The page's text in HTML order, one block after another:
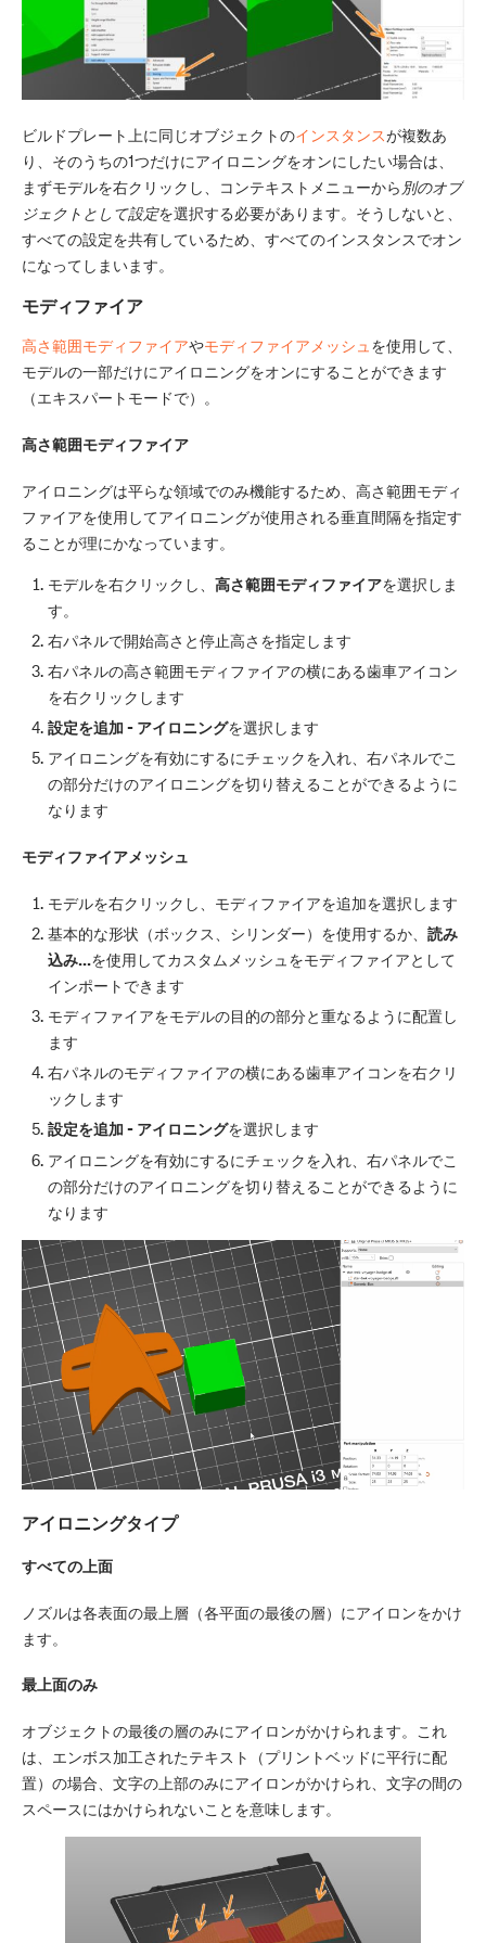
ビルドプレート上に同じオブジェクトのインスタンスが複数あ
り、そのうちの1つだけにアイロニングをオンにしたい場合は、
まずモデルを右クリックし、コンテキストメニューから 別のオブ
ジェクトとして設定を選択する必要があります。そうしないと、
すべての設定を共有しているため、すべてのインスタンスでオン
になってしまいます。
モディファイア
高さ範囲モディファイアやモディファイアメッシュ を使用して、
モデルの一部だけにアイロニングをオンにすることができます
（エキスパートモードで）。
高さ範囲モディファイア
アイロニングは平らな領域でのみ機能するため、高さ範囲モディ
ファイアを使用してアイロニングが使用される垂直間隔を指定す
ることが理にかなっています。
モデルを右クリックし、 高さ範囲モディファイアを選択しま
す。
右パネルで開始高さと停止高さを指定します
右パネルの高さ範囲モディファイアの横にある歯車アイコン
を右クリックします
設定を追加 - アイロニングを選択します
アイロニングを有効にするにチェックを入れ、右パネルでこ
の部分だけのアイロニングを切り替えることができるように
なります
モディファイアメッシュ
モデルを右クリックし、モディファイアを追加を選択します
基本的な形状（ボックス、シリンダー）を使用するか、 読み
込み...を使用してカスタムメッシュをモディファイアとして
インポートできます
モディファイアをモデルの目的の部分と重なるように配置し
ます
右パネルのモディファイアの横にある歯車アイコンを右クリ
ックします
設定を追加 - アイロニングを選択します
アイロニングを有効にするにチェックを入れ、右パネルでこ
の部分だけのアイロニングを切り替えることができるように
なります
アイロニングタイプ
すべての上面
ノズルは各表面の最上層（各平面の最後の層）にアイロンをかけ
ます。
最上面のみ
オブジェクトの最後の層のみにアイロンがかけられます。これ
は、エンボス加工されたテキスト（プリントベッドに平行に配
置）の場合、文字の上部のみにアイロンがかけられ、文字の間の
スペースにはかけられないことを意味します。